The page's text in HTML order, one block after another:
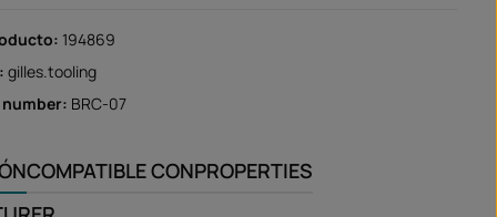
194869
gilles.tooling
BRC-07
COMPATIBLE CONPROPERTIES